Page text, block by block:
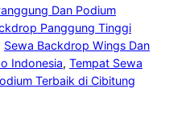
Dan Podium
Panggung Tinggi
Sewa Backdrop Wings Dan
Indonesia, Tempat Sewa
Terbaik di Cibitung